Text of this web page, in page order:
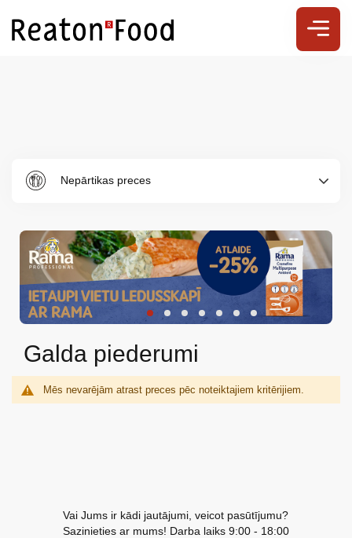
Nepārtikas preces
Galda piederumi
Mēs nevarējām atrast preces pēc noteiktajiem kritērijiem.
Vai Jums ir kādi jautājumi, veicot pasūtījumu?
Sazinieties ar mums! Darba laiks 9:00 - 18:00
Par
mums
Katalogs
Akcijas
Jaunumi
Privātuma